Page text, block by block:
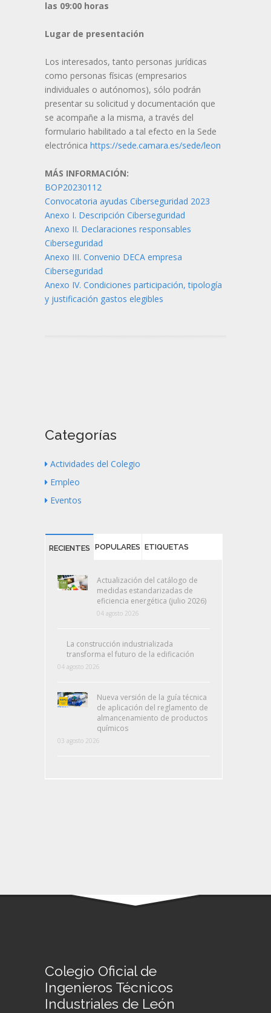
las 09:00 horas
Lugar de presentación
Los interesados, tanto personas jurídicas
como personas físicas (empresarios
individuales o autónomos), sólo podrán
presentar su solicitud y documentación que
se acompañe a la misma, a través del
formulario habilitado a tal efecto en la Sede
electrónica https://sede.camara.es/sede/leon
MÁS INFORMACIÓN:
BOP20230112
Convocatoria ayudas Ciberseguridad 2023
Anexo I. Descripción Ciberseguridad
Anexo II. Declaraciones responsables
Ciberseguridad
Anexo III. Convenio DECA empresa
Ciberseguridad
Anexo IV. Condiciones participación, tipología
y justificación gastos elegibles
Categorías
Actividades del Colegio
Empleo
Eventos
RECIENTES POPULARES ETIQUETAS
Actualización del catálogo de
medidas estandarizadas de
eficiencia energética (julio 2026)
04 agosto 2026
La construcción industrializada
transforma el futuro de la edificación
04 agosto 2026
Nueva versión de la guía técnica
de aplicación del reglamento de
almancenamiento de productos
químicos
03 agosto 2026
Colegio Oficial de
Ingenieros Técnicos
Industriales de León